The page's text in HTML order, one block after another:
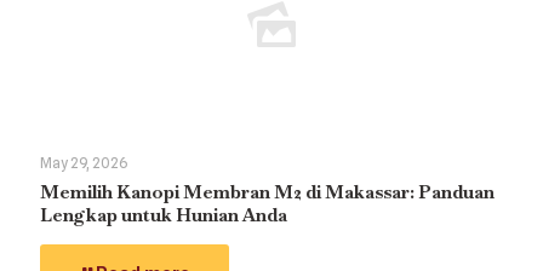
May 29, 2026
Memilih Kanopi Membran M2 di Makassar: Panduan
Lengkap untuk Hunian Anda